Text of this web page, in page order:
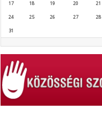
17 18 19 20 21
24 25 26 27 28
31